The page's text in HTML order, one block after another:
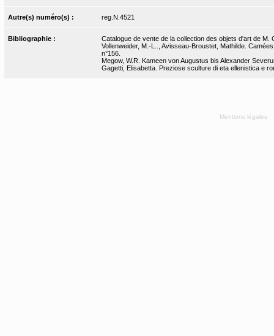
Autre(s) numéro(s) : reg.N.4521
Bibliographie :
Catalogue de vente de la collection des objets d'art de M.
Vollenweider, M.-L.., Avisseau-Broustet, Mathilde.
n°156.
Megow, W.R. Kameen von Augustus bis Alexander
Gagetti, Elisabetta. Preziose sculture di eta ellenistica e
Mentions légales